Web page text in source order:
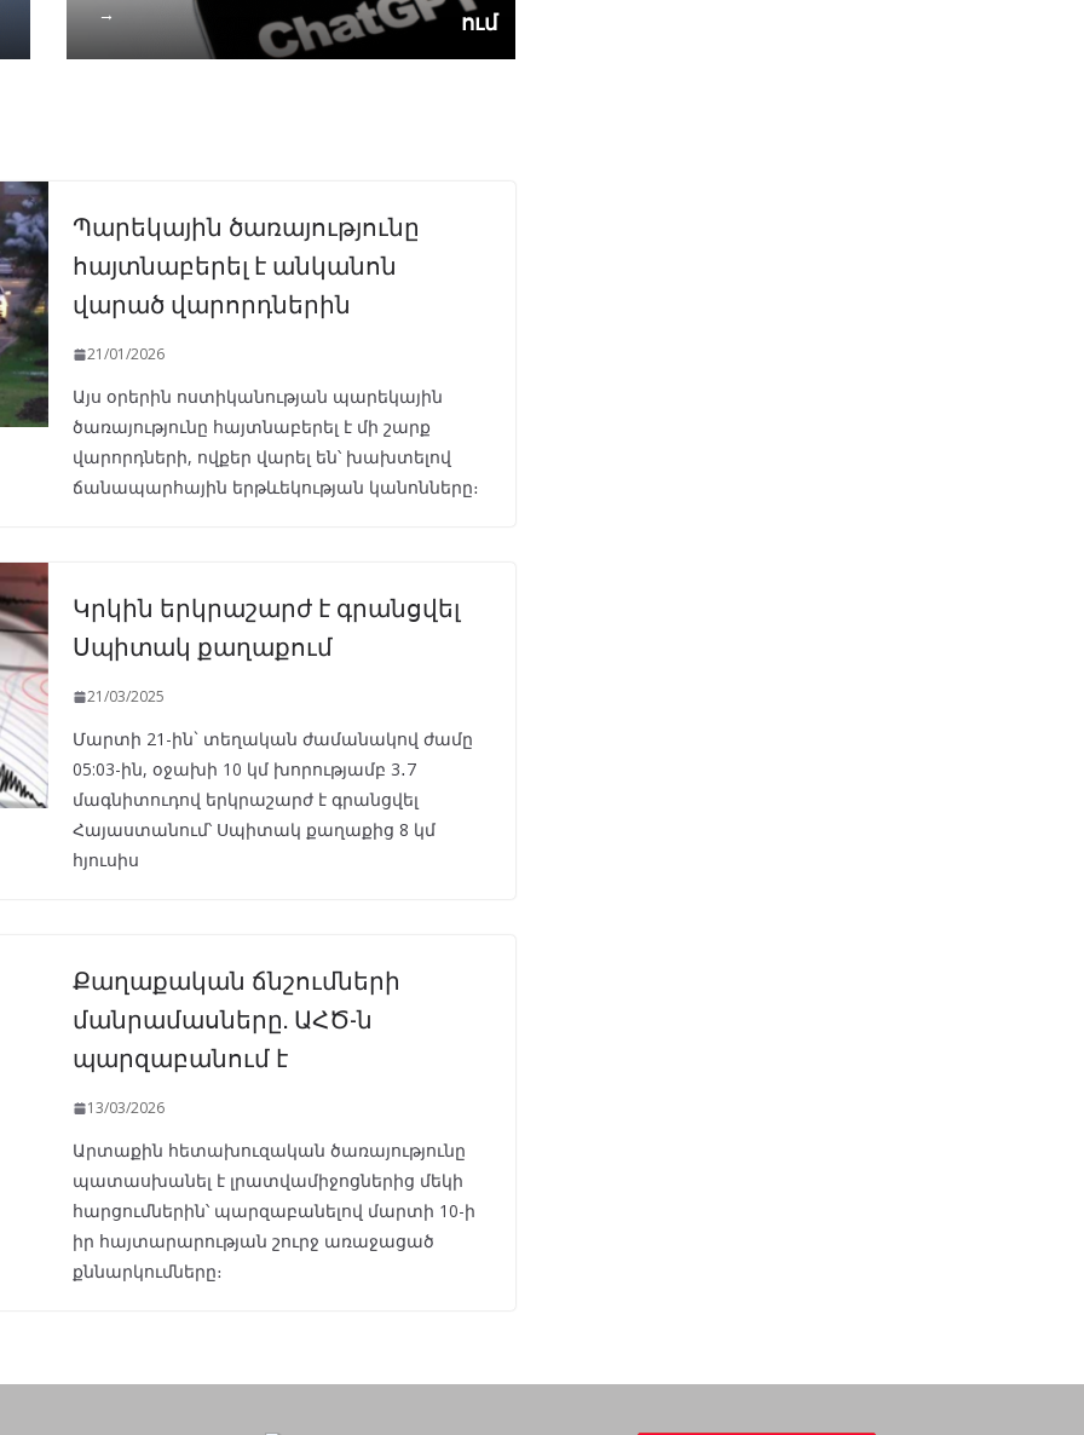
→
ում
Պարեկային ծառայությունը
հայտնաբերել է անկանոն
վարած վարորդներին
21/01/2026
Այս օրերին ոստիկանության պարեկային
ծառայությունը հայտնաբերել է մի շարք
վարորդների, ովքեր վարել են՝ խախտելով
ճանապարհային երթևեկության կանոնները։
Կրկին երկրաշարժ է գրանցվել
Սպիտակ քաղաքում
21/03/2025
Մարտի 21-ին` տեղական ժամանակով ժամը
05:03-ին, օջախի 10 կմ խորությամբ 3․7
մագնիտուդով երկրաշարժ է գրանցվել
Հայաստանում՝ Սպիտակ քաղաքից 8 կմ
հյուսիս
Քաղաքական ճնշումների
մանրամասները. ԱՀԾ-ն
պարզաբանում է
13/03/2026
Արտաքին հետախուզական ծառայությունը
պատասխանել է լրատվամիջոցներից մեկի
հարցումներին՝ պարզաբանելով մարտի 10-ի
իր հայտարարության շուրջ առաջացած
քննարկումները։